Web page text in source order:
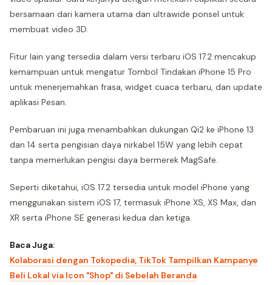
bersamaan dari kamera utama dan ultrawide ponsel untuk
membuat video 3D.
Fitur lain yang tersedia dalam versi terbaru iOS 17.2 mencakup
kemampuan untuk mengatur Tombol Tindakan iPhone 15 Pro
untuk menerjemahkan frasa, widget cuaca terbaru, dan update
aplikasi Pesan.
Pembaruan ini juga menambahkan dukungan Qi2 ke iPhone 13
dan 14 serta pengisian daya nirkabel 15W yang lebih cepat
tanpa memerlukan pengisi daya bermerek MagSafe.
Seperti diketahui, iOS 17.2 tersedia untuk model iPhone yang
menggunakan sistem iOS 17, termasuk iPhone XS, XS Max, dan
XR serta iPhone SE generasi kedua dan ketiga.
Baca Juga:
Kolaborasi dengan Tokopedia, TikTok Tampilkan Kampanye
Beli Lokal via Icon "Shop" di Sebelah Beranda